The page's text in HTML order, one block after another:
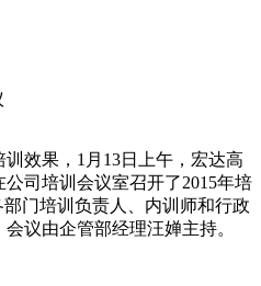
效果，1月13日上午，宏达高
司培训会议室召开了2015年培
门培训负责人、内训师和行政
议由企管部经理汪婵主持。